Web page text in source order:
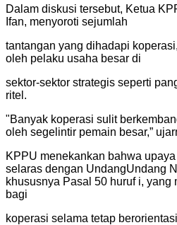
Dalam diskusi tersebut, Ketua
Ifan, menyoroti sejumlah
tantangan yang dihadapi
oleh pelaku usaha besar di
sektor-sektor strategis seperti
ritel.
"Banyak koperasi sulit
oleh segelintir pemain besar,”
KPPU menekankan bahwa
selaras dengan UndangUndang
khususnya Pasal 50 huruf i, yang
bagi
koperasi selama tetap